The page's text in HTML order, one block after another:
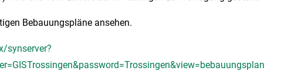
Bebauungspläne ansehen.
synserver?